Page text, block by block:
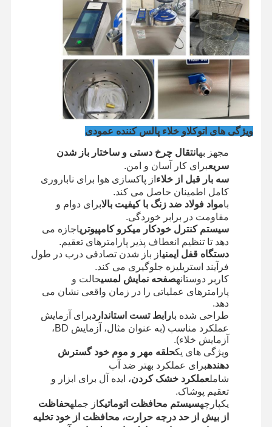
خونه محصولات ویدیو درباره ما
بازدید از
کارخانه
کنترل کیفیت
با ما تماس
بگیرید
موارد
دستگاه ضدعفونی کننده اتوکلاو افقی
دستگاه اتوکلاو عمودی
اتوکلاو رومیزی
دستگاه اتوکلاو قابل حمل
ضدعفونی کننده پلاسما با دمای پایین
ویژگی های اتوکلاو خلاء پالس کننده عمودی
مجهز بهانتقال چرخ دستی و ساختار باز شدن
سریعبرای کار آسان و امن.
سه بار قبل از خلاء از پاکسازی هوا برای ناباروری
کامل اطمینان حاصل می کند.
بامواد فولاد ضد زنگ با کیفیت بالابرای دوام و
مقاومت در برابر خوردگی.
سیستم کنترل خودکار میکرو کامپیوتریاجازه می
دهد تا تنظیم انعطاف پذیر پارامترهای تعقیم.
دستگاه قفل ایمنیاز باز شدن تصادفی درب در طول
فرآیند استریلیزه جلوگیری می کند.
کاربر دوستانهصفحه نمایش لمسیحالت و
پارامترهای عملیاتی را در زمان واقعی نشان می
دهد.
طراحی شده بارابط تست استانداردبرای آزمایش
عملکرد مناسب (به عنوان مثال، آزمایش BD،
آزمایش خلاء).
ویژگی های یکحلقه مهر و موم خود گسترش
دهندهبرای عملکرد بهتر ضد آب
شاملعملکرد خشک کردن، ایده آل برای ابزار و
تعقیم پوشاک.
یکپارچهسیستم محافظت اتوماتیکاز جملهحفاظت
از بیش از حد درجه حرارت، محافظت از خود تخلیه